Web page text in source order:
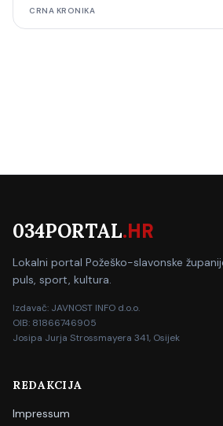
CRNA KRONIKA
034PORTAL.HR
Lokalni portal Požeško-slavonske
puls, sport, kultura.
Izdavač: JAVNOST INFO d.o.o.
OIB: 81866746905
Josipa Jurja Strossmayera 341, Osijek
REDAKCIJA
Impressum